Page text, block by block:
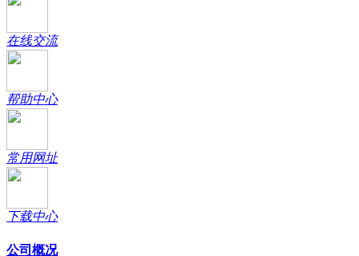
在线交流
帮助中心
常用网址
下载中心
公司概况